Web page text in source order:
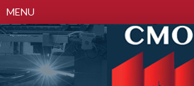
MENU
Panneau de gestion des cookies